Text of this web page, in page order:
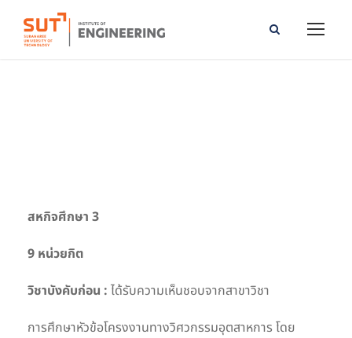
สหกิจศึกษา 3
9 หน่วยกิต
วิชาบังคับก่อน : ได้รับความเห็นชอบจากสาขาวิชา
การศึกษาหัวข้อโครงงานทางวิศวกรรมอุตสาหการ โดย